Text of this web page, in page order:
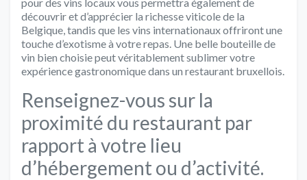
découvrir et d’apprécier la richesse viticole de la
Belgique, tandis que les vins internationaux offriront une
touche d’exotisme à votre repas. Une belle bouteille de
vin bien choisie peut véritablement sublimer votre
expérience gastronomique dans un restaurant bruxellois.
Renseignez-vous sur la
proximité du restaurant par
rapport à votre lieu
d’hébergement ou d’activité.